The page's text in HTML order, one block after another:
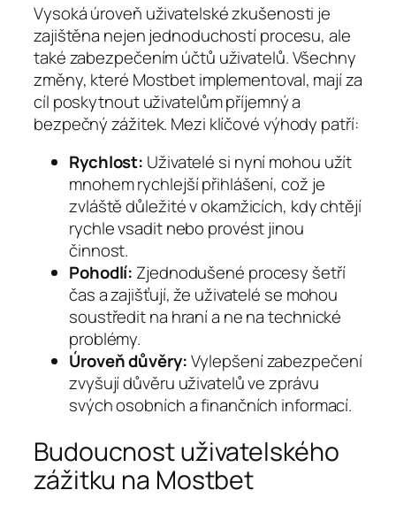
Vysoká úroveň uživatelské zkušenosti je
zajištěna nejen jednoduchostí procesu, ale
také zabezpečením účtů uživatelů. Všechny
změny, které Mostbet implementoval, mají za
cíl poskytnout uživatelům příjemný a
bezpečný zážitek. Mezi klíčové výhody patří:
Rychlost: Uživatelé si nyní mohou užít
mnohem rychlejší přihlášení, což je
zvláště důležité v okamžicích, kdy chtějí
rychle vsadit nebo provést jinou
činnost.
Pohodlí: Zjednodušené procesy šetří
čas a zajišťují, že uživatelé se mohou
soustředit na hraní a ne na technické
problémy.
Úroveň důvěry:Vylepšení zabezpečení
zvyšují důvěru uživatelů ve zprávu
svých osobních a finančních informací.
Budoucnost uživatelského
zážitku na Mostbet